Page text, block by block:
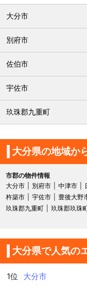
大分市
別府市
佐伯市
宇佐市
玖珠郡九重町
大分県の地域か
市郡の物件情報
大分市
別府市 中津市
杵築市
宇佐市 豊後大野
玖珠郡九重町
玖珠郡玖珠
大分県で人気の
1位
大分市